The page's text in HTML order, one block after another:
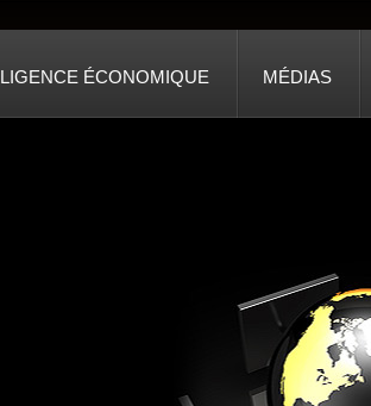
ÉCONOMIQUE MÉDIAS